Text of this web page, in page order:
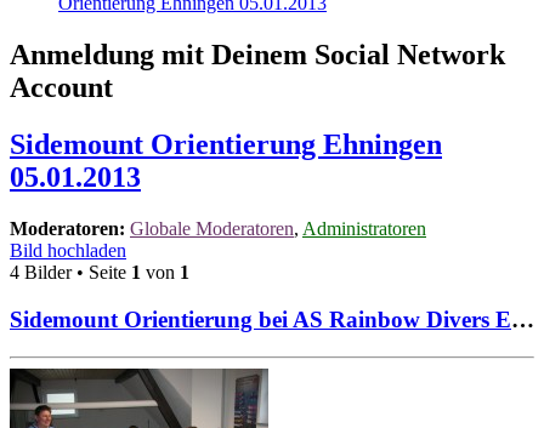
Anmeldung mit Deinem Social Network
Account
Sidemount Orientierung Ehningen
05.01.2013
Moderatoren: Globale Moderatoren, Administratoren
Bild hochladen
4 Bilder • Seite 1 von 1
Sidemount Orientierung bei AS Rainbow Divers Ehningen